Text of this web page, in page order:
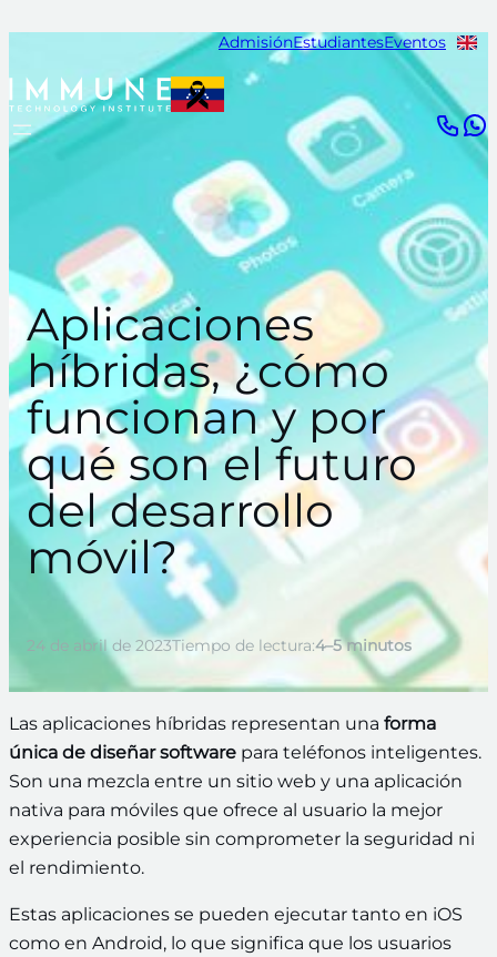
contenido
AdmisiónEstudiantesEventos
Aplicaciones
híbridas, ¿cómo
funcionan y por
qué son el futuro
del desarrollo
móvil?
24 de abril de 2023Tiempo de lectura:4–5 minutos
Las aplicaciones híbridas representan una forma
única de diseñar software para teléfonos inteligentes.
Son una mezcla entre un sitio web y una aplicación
nativa para móviles que ofrece al usuario la mejor
experiencia posible sin comprometer la seguridad ni
el rendimiento.
Estas aplicaciones se pueden ejecutar tanto en iOS
como en Android, lo que significa que los usuarios